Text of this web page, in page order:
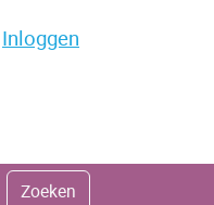
Inloggen
Zoeken